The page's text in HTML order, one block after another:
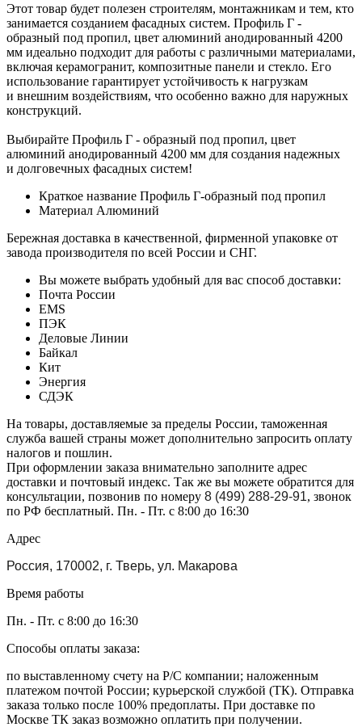
Этот товар будет полезен строителям, монтажникам и тем, кто
занимается созданием фасадных систем. Профиль Г -
образный под пропил, цвет алюминий анодированный 4200
мм идеально подходит для работы с различными материалами,
включая керамогранит, композитные панели и стекло. Его
использование гарантирует устойчивость к нагрузкам
и внешним воздействиям, что особенно важно для наружных
конструкций.
Выбирайте Профиль Г - образный под пропил, цвет
алюминий анодированный 4200 мм для создания надежных
и долговечных фасадных систем!
Краткое название Профиль Г-образный под пропил
Материал Алюминий
Бережная доставка в качественной, фирменной упаковке от
завода производителя по всей России и СНГ.
Вы можете выбрать удобный для вас способ доставки:
Почта России
EMS
ПЭК
Деловые Линии
Байкал
Кит
Энергия
СДЭК
На товары, доставляемые за пределы России, таможенная
служба вашей страны может дополнительно запросить оплату
налогов и пошлин.
При оформлении заказа внимательно заполните адрес
доставки и почтовый индекс. Так же вы можете обратится для
консультации, позвонив по номеру 8 (499) 288-29-91, звонок
по РФ бесплатный. Пн. - Пт. с 8:00 до 16:30
Адрес
Россия, 170002, г. Тверь, ул. Макарова
Время работы
Пн. - Пт. с 8:00 до 16:30
Способы оплаты заказа:
по выставленному счету на Р/С компании; наложенным
платежом почтой России; курьерской службой (ТК). Отправка
заказа только после 100% предоплаты. При доставке по
Москве ТК заказ возможно оплатить при получении.